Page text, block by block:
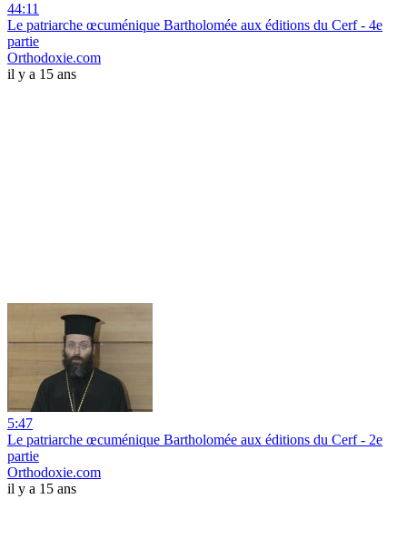
44:11
Le patriarche œcuménique Bartholomée aux éditions du Cerf - 4e
partie
Orthodoxie.com
il y a 15 ans
5:47
Le patriarche œcuménique Bartholomée aux éditions du Cerf - 2e
partie
Orthodoxie.com
il y a 15 ans